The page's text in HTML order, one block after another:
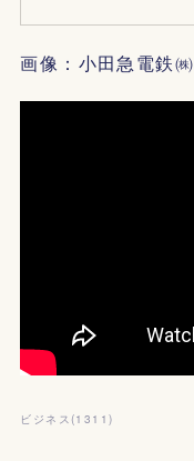
画像：小田急電鉄㈱
ビジネス (1311 )